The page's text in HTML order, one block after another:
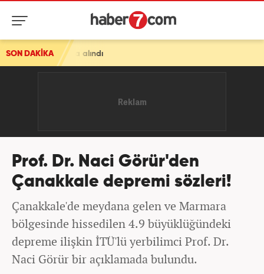
SON DAKİKA
alındı
Prof. Dr. Naci Görür'den
Çanakkale depremi sözleri!
Çanakkale'de meydana gelen ve Marmara
bölgesinde hissedilen 4.9 büyüklüğündeki
depreme ilişkin İTÜ'lü yerbilimci Prof. Dr.
Naci Görür bir açıklamada bulundu.